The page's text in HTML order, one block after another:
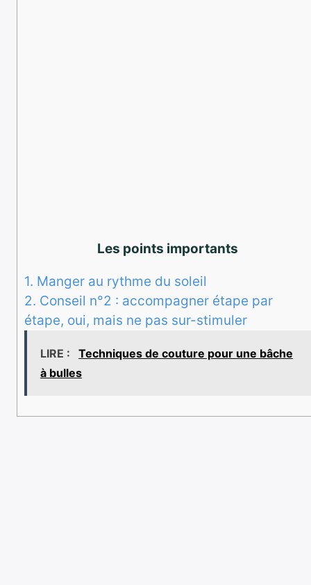
Les points importants
1. Manger au rythme du soleil
2. Conseil n°2 : accompagner étape par
étape, oui, mais ne pas sur-stimuler
LIRE :
Techniques de couture pour une bâche
à bulles